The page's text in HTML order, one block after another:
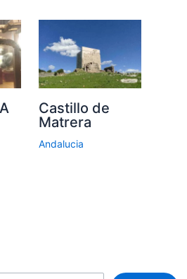
Castillo de
Matrera
Andalucia